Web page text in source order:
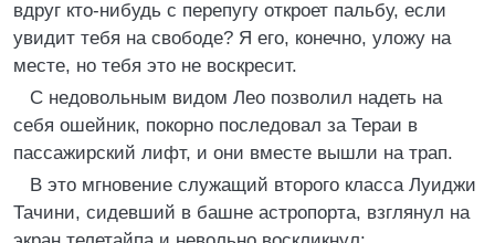
вдруг кто-нибудь с перепугу откроет пальбу, если
увидит тебя на свободе? Я его, конечно, уложу на
месте, но тебя это не воскресит.
С недовольным видом Лео позволил надеть на
себя ошейник, покорно последовал за Тераи в
пассажирский лифт, и они вместе вышли на трап.
В это мгновение служащий второго класса Луиджи
Тачини, сидевший в башне астропорта, взглянул на